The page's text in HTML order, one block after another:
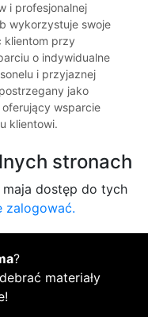
i profesjonalnej
wykorzystuje swoje
klientom przy
o indywidualne
i przyjaznej
jako
wsparcie
klientowi.
stronach
dostęp do tych
zalogować.
?
materiały